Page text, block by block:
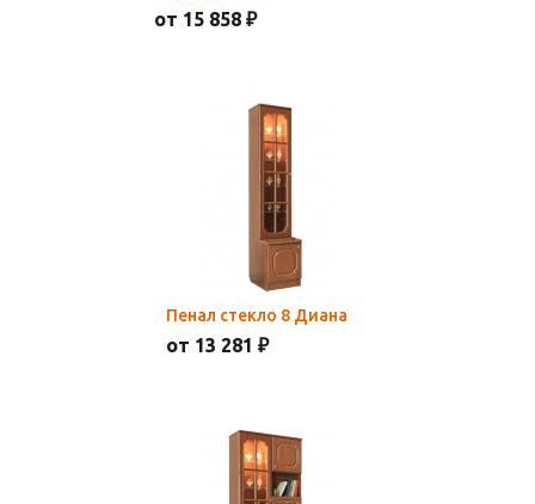
от 15 858 ₽
Пенал стекло 8 Диана
от 13 281 ₽